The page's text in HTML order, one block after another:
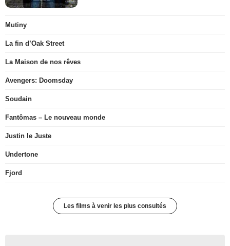
Mutiny
La fin d’Oak Street
La Maison de nos rêves
Avengers: Doomsday
Soudain
Fantômas – Le nouveau monde
Justin le Juste
Undertone
Fjord
Les films à venir les plus consultés